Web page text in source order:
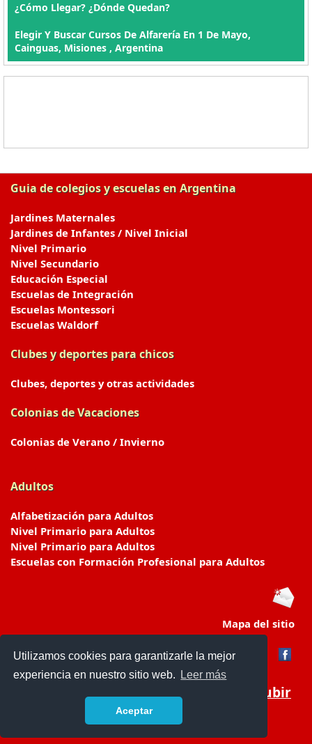
Utilizamos cookies para garantizarle la mejor
experiencia en nuestro sitio web.
Leer más
Aceptar
¿Cómo Llegar? ¿Dónde Quedan?
Elegir Y Buscar Cursos De Alfarería En 1 De Mayo,
Cainguas, Misiones , Argentina
Guia de colegios y escuelas en Argentina
Jardines Maternales
Jardines de Infantes / Nivel Inicial
Nivel Primario
Nivel Secundario
Educación Especial
Escuelas de Integración
Escuelas Montessori
Escuelas Waldorf
Clubes y deportes para chicos
Clubes, deportes y otras actividades
Colonias de Vacaciones
Colonias de Verano / Invierno
Adultos
Alfabetización para Adultos
Nivel Primario para Adultos
Nivel Primario para Adultos
Escuelas con Formación Profesional para Adultos
Mapa del sitio
Subir